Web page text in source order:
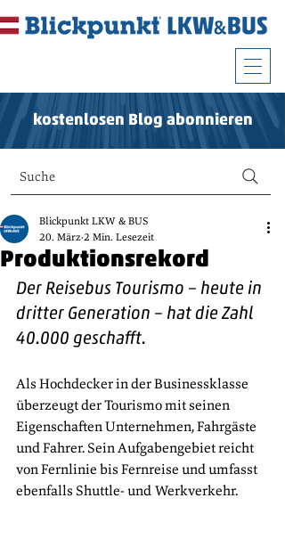
kostenlosen Blog abonnieren
Suche
Produktionsrekord
Blickpunkt LKW & BUS
20. März2 Min. Lesezeit
Der Reisebus Tourismo – heute in
dritter Generation – hat die Zahl
40.000 geschafft.
Als Hochdecker in der Businessklasse
überzeugt der Tourismo mit seinen
Eigenschaften Unternehmen, Fahrgäste
und Fahrer. Sein Aufgabengebiet reicht
von Fernlinie bis Fernreise und umfasst
ebenfalls Shuttle- und Werkverkehr.